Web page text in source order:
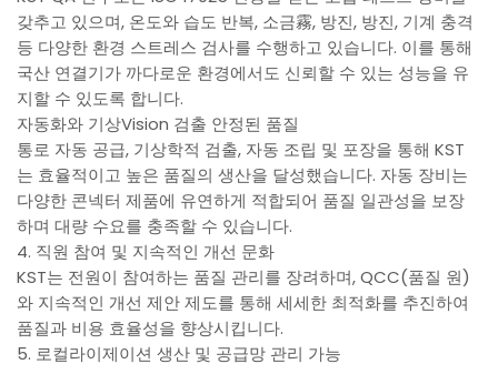
갖추고 있으며, 온도와 습도 반복, 소금霧, 방진, 방진, 기계 충격
등 다양한 환경 스트레스 검사를 수행하고 있습니다. 이를 통해
국산 연결기가 까다로운 환경에서도 신뢰할 수 있는 성능을 유
지할 수 있도록 합니다.
자동화와 기상Vision 검출 안정된 품질
통로 자동 공급, 기상학적 검출, 자동 조립 및 포장을 통해 KST
는 효율적이고 높은 품질의 생산을 달성했습니다. 자동 장비는
다양한 콘넥터 제품에 유연하게 적합되어 품질 일관성을 보장
하며 대량 수요를 충족할 수 있습니다.
4. 직원 참여 및 지속적인 개선 문화
KST는 전원이 참여하는 품질 관리를 장려하며, QCC(품질 원)
와 지속적인 개선 제안 제도를 통해 세세한 최적화를 추진하여
품질과 비용 효율성을 향상시킵니다.
5. 로컬라이제이션 생산 및 공급망 관리 가능